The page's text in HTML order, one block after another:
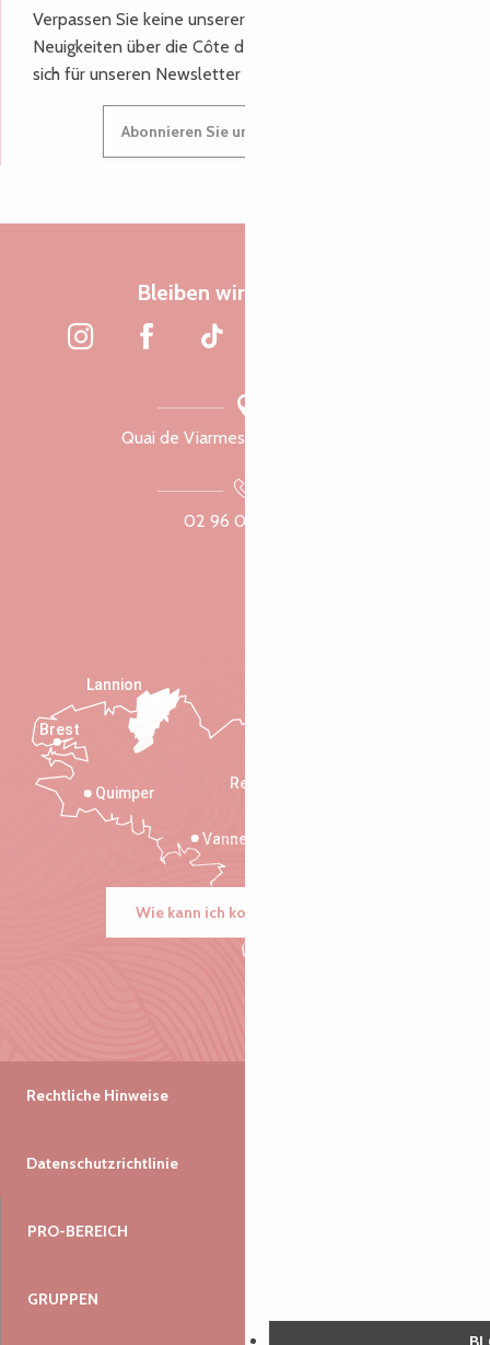
Verpassen Sie keine unserer guten Tipps und
Neuigkeiten über die Côte de Granit Rose, melden Sie
sich für unseren Newsletter an.
Abonnieren Sie unseren Newsletter
Bleiben wir verbunden
Quai de Viarmes, 22300 Lannion
02 96 05 60 70
Rennes
Vannes
Quimper
Lannion
Brest
Wie kann ich kommen?
Rechtliche Hinweise
Datenschutzrichtlinie
PRO-BEREICH
GRUPPEN